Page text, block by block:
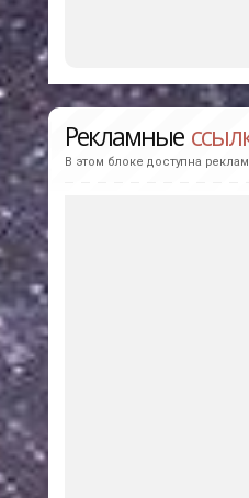
Рекламные
В этом блоке доступна